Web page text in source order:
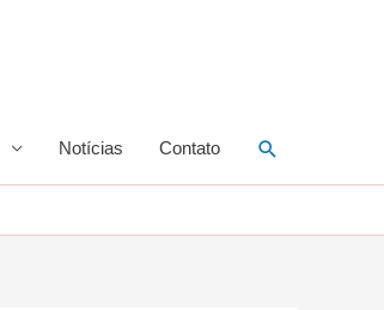
Notícias Contato Pesquisar